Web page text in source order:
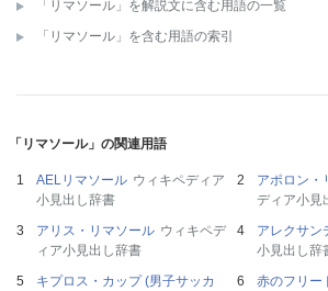
「リマソール」を解説文に含む用語の一覧
「リマソール」を含む用語の索引
「リマソール」の関連用語
AELリマソール ウィキペディア
小見出し辞書
アポロン・
ディア小見
アリス・リマソール ウィキペデ
ィア小見出し辞書
アレクサン
小見出し辞
キプロス・カップ (男子サッカ
赤のフリー